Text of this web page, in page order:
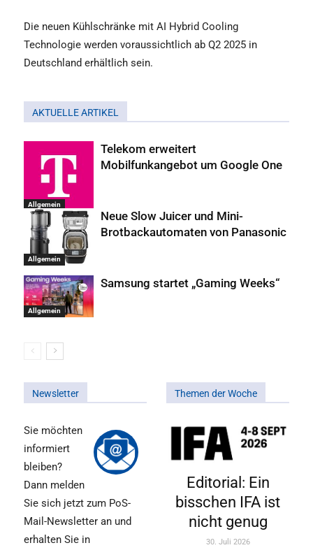
Die neuen Kühlschränke mit AI Hybrid Cooling
Technologie werden voraussichtlich ab Q2 2025 in
Deutschland erhältlich sein.
AKTUELLE ARTIKEL
Allgemein
Telekom erweitert
Mobilfunkangebot um Google One
Allgemein
Neue Slow Juicer und Mini-
Brotbackautomaten von Panasonic
Allgemein
Samsung startet „Gaming Weeks“
Newsletter
Sie möchten
informiert
bleiben?
Dann melden
Sie sich jetzt zum PoS-
Mail-Newsletter an und
erhalten Sie in
Themen der Woche
Editorial: Ein
bisschen IFA ist
nicht genug
30. Juli 2026